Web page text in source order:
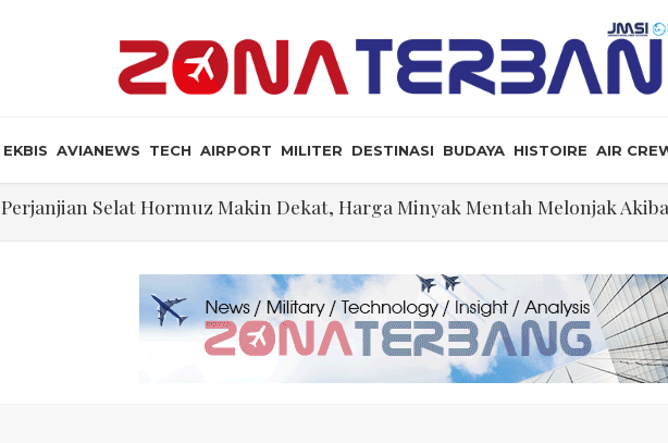
EKBIS AVIANEWS TECH AIRPORT MILITER DESTINASI BUDAYA HISTOIRE AIR
Perjanjian Selat Hormuz Makin Dekat, Harga Minyak Mentah Melonjak
Gegara Stok Amunisi dan Rudal Menipis, Hubungan Presiden dan Menhan
Filsafat “Toy Story”
Abdul El-Sayed Selangkah Lagi Menuju Senat AS
Tiongkok Pamerkan Jet Pembom H-6N